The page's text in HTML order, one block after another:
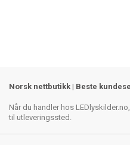
Norsk nettbutikk | Beste
Når du handler hos
til utleveringssted.